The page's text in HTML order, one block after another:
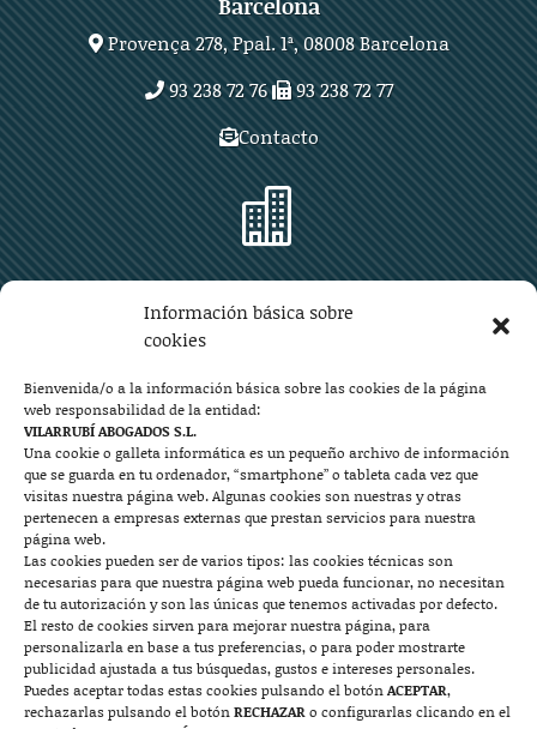
Información básica sobre
cookies
Bienvenida/o a la información básica sobre las cookies de la página
web responsabilidad de la entidad:
VILARRUBÍ ABOGADOS S.L.
Una cookie o galleta informática es un pequeño archivo de información
que se guarda en tu ordenador, “smartphone” o tableta cada vez que
visitas nuestra página web. Algunas cookies son nuestras y otras
pertenecen a empresas externas que prestan servicios para nuestra
página web.
Las cookies pueden ser de varios tipos: las cookies técnicas son
necesarias para que nuestra página web pueda funcionar, no necesitan
de tu autorización y son las únicas que tenemos activadas por defecto.
El resto de cookies sirven para mejorar nuestra página, para
personalizarla en base a tus preferencias, o para poder mostrarte
publicidad ajustada a tus búsquedas, gustos e intereses personales.
Puedes aceptar todas estas cookies pulsando el botónACEPTAR,
rechazarlas pulsando el botónRECHAZARo configurarlas clicando en el
Provença 278, Ppal. 1ª, 08008 Barcelona
93 238 72 76
93 238 72 77
Contacto

Plaza Aragón 10, planta 11ª, 50004 Zaragoza
976 219 571
976 225 209
Contacto

Mallorca
Josep Pla, n°6, 07400 Alcudia (Mallorca)
722 131 870
Contacto